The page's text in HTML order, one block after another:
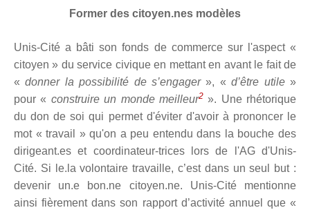
Former des citoyen.nes modèles
Unis-Cité a bâti son fonds de commerce sur l'aspect «
citoyen » du service civique en mettant en avant le fait de
«donner la possibilité de s’engager», « d’être utile»
pour « construire un monde meilleur2». Une rhétorique
du don de soi qui permet d'éviter d'avoir à prononcer le
mot « travail » qu'on a peu entendu dans la bouche des
dirigeant.es et coordinateur-trices lors de l'AG d'Unis-
Cité. Si le.la volontaire travaille, c’est dans un seul but :
devenir un.e bon.ne citoyen.ne. Unis-Cité mentionne
ainsi fièrement dans son rapport d’activité annuel que «